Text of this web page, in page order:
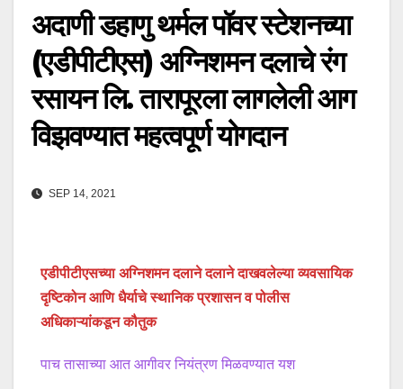
अदाणी डहाणु थर्मल पॉवर स्टेशनच्या
(एडीपीटीएस) अग्निशमन दलाचे रंग
रसायन लि. तारापूरला लागलेली आग
विझवण्यात महत्वपूर्ण योगदान
SEP 14, 2021
एडीपीटीएसच्या अग्निशमन दलाने दलाने दाखवलेल्या व्यवसायिक
दृष्टिकोन आणि धैर्याचे स्थानिक प्रशासन व पोलीस
अधिकाऱ्यांकडून कौतुक
पाच तासाच्या आत आगीवर नियंत्रण मिळवण्यात यश